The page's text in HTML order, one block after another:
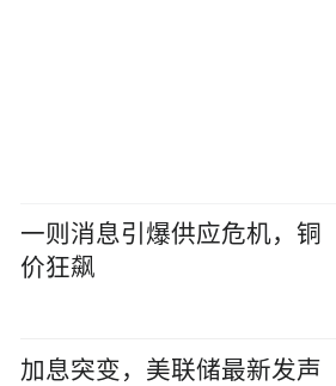
一则消息引爆供应危机，铜
价狂飙
加息突变，美联储最新发声